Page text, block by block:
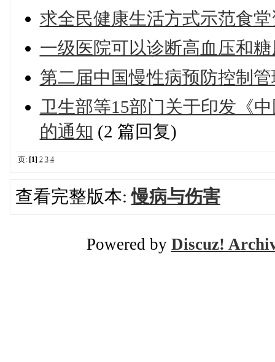
求全民健康生活方式示范食
一级医院可以诊断高血压和
第二届中国慢性病预防控制
卫生部等15部门关于印发《
的通知 (2 篇回复)
页: [1] 2 3 4
查看完整版本:慢病与伤害
Powered by Discuz!